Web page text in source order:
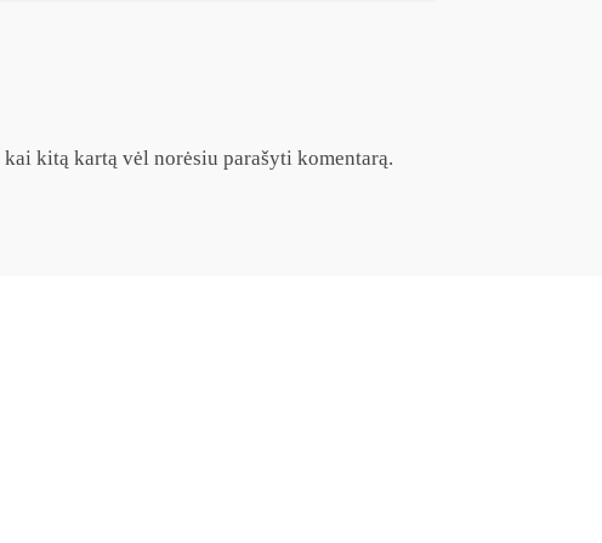
kitą kartą vėl norėsiu parašyti komentarą.